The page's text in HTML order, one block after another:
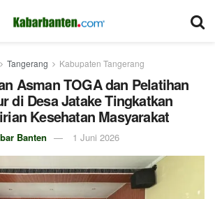
Tangerang Kabupaten Tangerang
Asman TOGA dan Pelatihan
di Desa Jatake Tingkatkan
Kesehatan Masyarakat
Banten 1 Juni 2026